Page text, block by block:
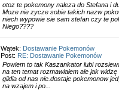
otoz te pokemony naleza do Stefana i
Moze nie zycze sobie takich nazw
niech wypowie sie sam stefan czy te
Niego????
Wątek: Dostawanie Pokemonów
Post: RE: Dostawanie Pokemonów
Powiem to tak Kaszankator lubi
na ten temat rozmawiałem ale jak widzę
gildia od nas nie.dostaje pokemonow
na wzajem i po...